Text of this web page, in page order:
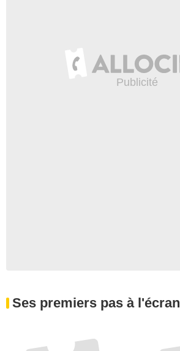
Ses premiers pas à l'écran